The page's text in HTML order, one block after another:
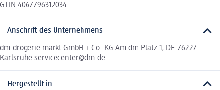
GTIN 4067796312034
Anschrift des Unternehmens
dm-drogerie markt GmbH + Co. KG Am dm-Platz 1, DE-76227
Karlsruhe servicecenter@dm.de
Hergestellt in